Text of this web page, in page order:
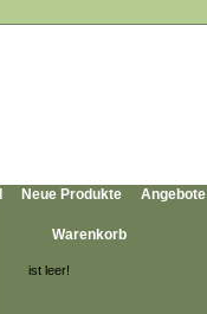
Neue Produkte Angebote
Warenkorb
ist leer!